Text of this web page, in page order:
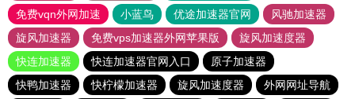
免费vqn外网加速
小蓝鸟 优途加速器官网
风驰加速器
旋风加速器
免费vps加速器外网苹果版
旋风加速度器
快连加速器
快连加速器官网入口
原子加速器
快鸭加速器
快柠檬加速器 旋风加速度器
外网网址导航